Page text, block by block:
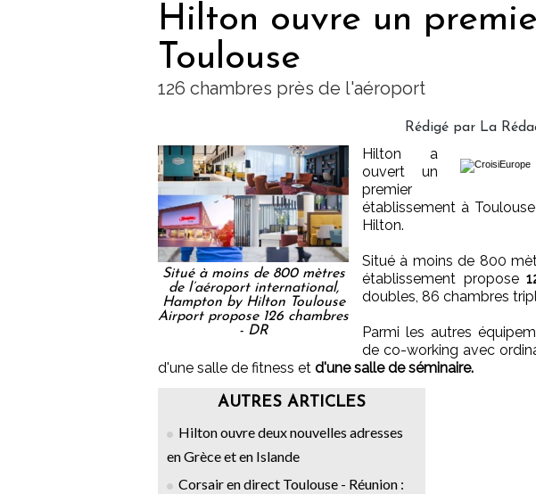
Hilton ouvre un
Toulouse
126 chambres près de l'aéroport
Rédigé par La
Situé à moins de 800 mètres
de l’aéroport international,
Hampton by Hilton Toulouse
Airport propose 126 chambres
- DR
Hilton a
ouvert un
premier
établissement à
Hilton.
Situé à moins de 800
établissement propose
doubles, 86 chambres
Parmi les autres
de co-working avec
d'une salle de fitness et d'une salle de séminaire.
AUTRES ARTICLES
Hilton ouvre deux nouvelles adresses
en Grèce et en Islande
Corsair en direct Toulouse - Réunion :